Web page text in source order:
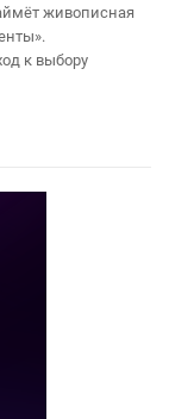
живописная
к выбору